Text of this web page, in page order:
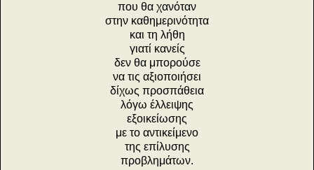
που θα χανόταν
στην καθημερινότητα
και τη λήθη
γιατί κανείς
δεν θα μπορούσε
να τις αξιοποιήσει
δίχως προσπάθεια
λόγω έλλειψης
εξοικείωσης
με το αντικείμενο
της επίλυσης
προβλημάτων.